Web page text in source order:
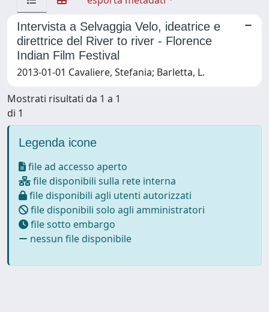
Intervista a Selvaggia Velo, ideatrice e
direttrice del River to river - Florence
Indian Film Festival
2013-01-01 Cavaliere, Stefania; Barletta, L.
Mostrati risultati da 1 a 1
di 1
Legenda icone
file ad accesso aperto
file disponibili sulla rete interna
file disponibili agli utenti autorizzati
file disponibili solo agli amministratori
file sotto embargo
nessun file disponibile